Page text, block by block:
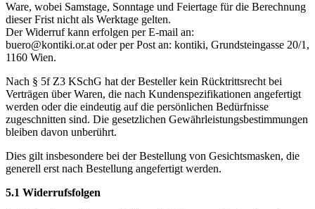
Ware, wobei Samstage, Sonntage und Feiertage für die Berechnung
dieser Frist nicht als Werktage gelten.
Der Widerruf kann erfolgen per E-mail an:
buero@kontiki.or.at oder per Post an: kontiki, Grundsteingasse 20/1,
1160 Wien.
Nach § 5f Z3 KSchG hat der Besteller kein Rücktrittsrecht bei
Verträgen über Waren, die nach Kundenspezifikationen angefertigt
werden oder die eindeutig auf die persönlichen Bedürfnisse
zugeschnitten sind. Die gesetzlichen Gewährleistungsbestimmungen
bleiben davon unberührt.
Dies gilt insbesondere bei der Bestellung von Gesichtsmasken, die
generell erst nach Bestellung angefertigt werden.
5.1 Widerrufsfolgen